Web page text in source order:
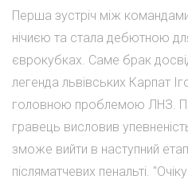
Перша зустріч між
нічиєю та стала дебютною
єврокубках. Саме брак
легенда львівських Карпат
головною проблемою ЛНЗ.
гравець висловив
зможе вийти в наступний
післяматчевих пенальті.